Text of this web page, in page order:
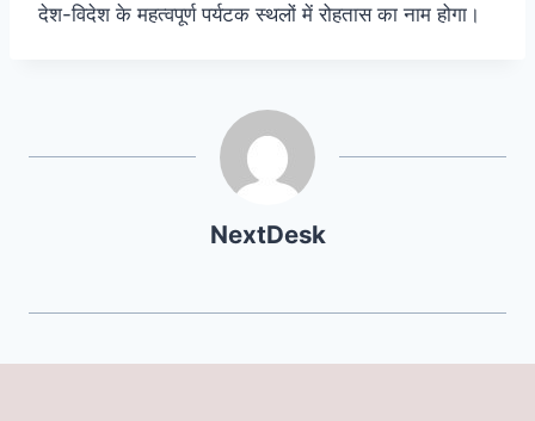
देश-विदेश के महत्वपूर्ण पर्यटक स्थलों में रोहतास का नाम होगा।
NextDesk